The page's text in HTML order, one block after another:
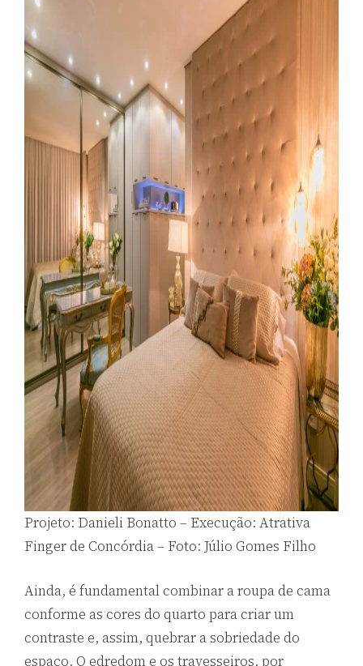
Projeto: Danieli Bonatto – Execução: Atrativa
Finger de Concórdia – Foto: Júlio Gomes Filho
Ainda, é fundamental combinar a roupa de cama
conforme as cores do quarto para criar um
contraste e, assim, quebrar a sobriedade do
espaço. O edredom e os travesseiros, por